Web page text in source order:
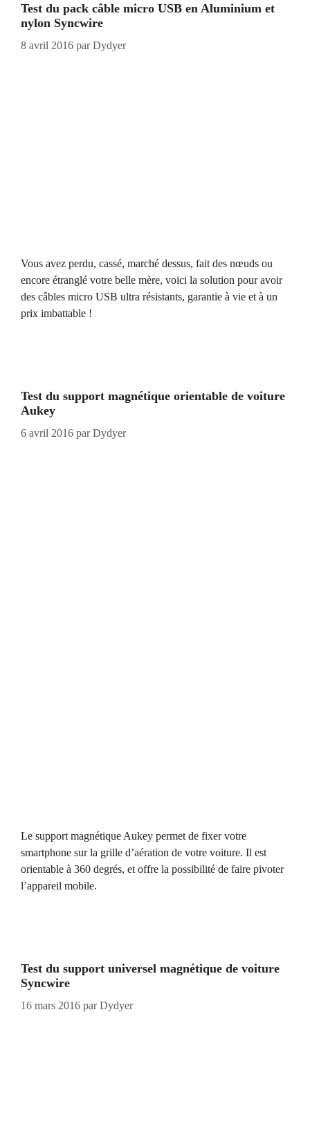
Test du pack câble micro USB en Aluminium et
nylon Syncwire
8 avril 2016 parDydyer
Vous avez perdu, cassé, marché dessus, fait des nœuds ou
encore étranglé votre belle mère, voici la solution pour avoir
des câbles micro USB ultra résistants, garantie à vie et à un
prix imbattable !
Test du support magnétique orientable de voiture
Aukey
6 avril 2016 parDydyer
Le support magnétique Aukey permet de fixer votre
smartphone sur la grille d’aération de votre voiture. Il est
orientable à 360 degrés, et offre la possibilité de faire pivoter
l’appareil mobile.
Test du support universel magnétique de voiture
Syncwire
16 mars 2016 parDydyer